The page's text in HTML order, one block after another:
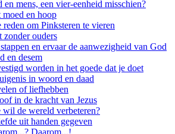
mens, een vier-eenheid misschien?
en hoop
om Pinksteren te vieren
zonder ouders
en ervaar de aanwezigheid van God
en desem
worden in het goede dat je doet
in woord en daad
of liefhebben
in de kracht van Jezus
de wereld verbeteren?
uit handen gegeven
Daarom...!